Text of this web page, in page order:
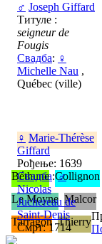
♂ Joseph Giffard
Титуле :
seigneur de
Fougis
Свадба: ♀
Michelle Nau ,
Québec (ville)
♀ Marie-Thérèse
Giffard
Рођење: 1639
Свадба:♂
Nicolas
Juchereau de
Saint-Denis
Смрт: 1714
Béthune Collignon
Le Moyne Malcor
Tarragon Thierry